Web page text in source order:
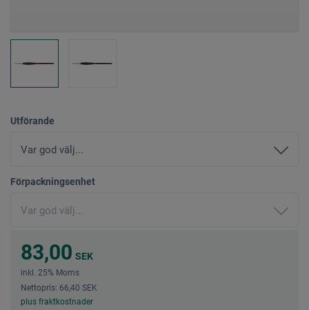
Utförande
Förpackningsenhet
83,00 SEK
inkl. 25% Moms
Nettopris: 66,40 SEK
plus fraktkostnader